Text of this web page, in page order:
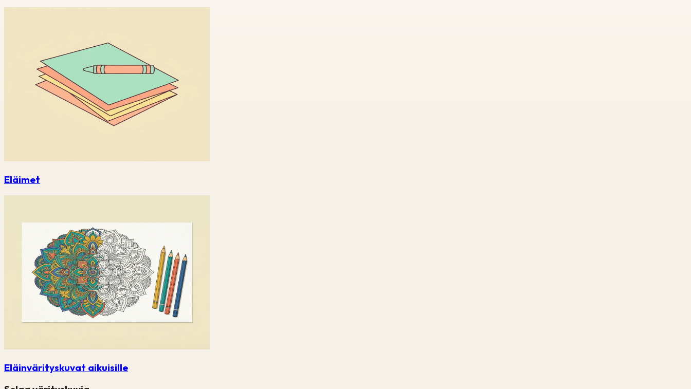
Eläimet
Eläinvärityskuvat aikuisille